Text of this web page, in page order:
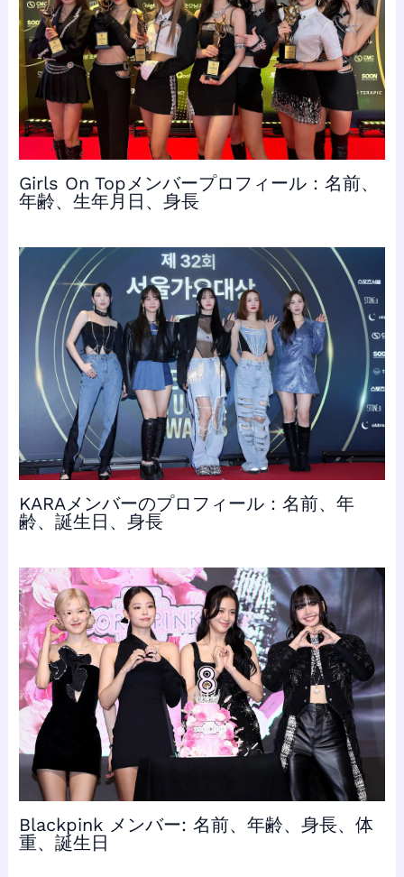
Girls On Topメンバープロフィール：名前、
年齢、生年月日、身長
KARAメンバーのプロフィール：名前、年
齢、誕生日、身長
Blackpink メンバー: 名前、年齢、身長、体
重、誕生日